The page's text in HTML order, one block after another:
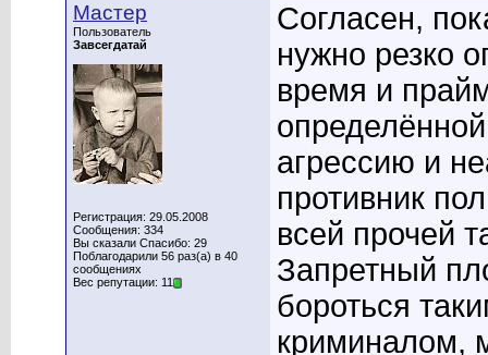
Мастер
Пользователь
Завсегдатай
Регистрация: 29.05.2008
Сообщения: 334
Вы сказали Спасибо: 29
Поблагодарили 56 раз(а) в 40
сообщениях
Вес репутации: 11
Согласен,
нужно резко
время и
агрессию и
противник
всей прочей
Запретный
бороться
криминалом,